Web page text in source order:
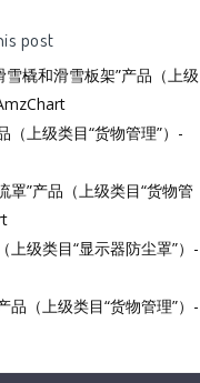
post
雪橇和滑雪板架”产品（上级
（上级类目“货物管理”）-
罩”产品（上级类目“货物管
上级类目“显示器防尘罩”）-
品（上级类目“货物管理”）-